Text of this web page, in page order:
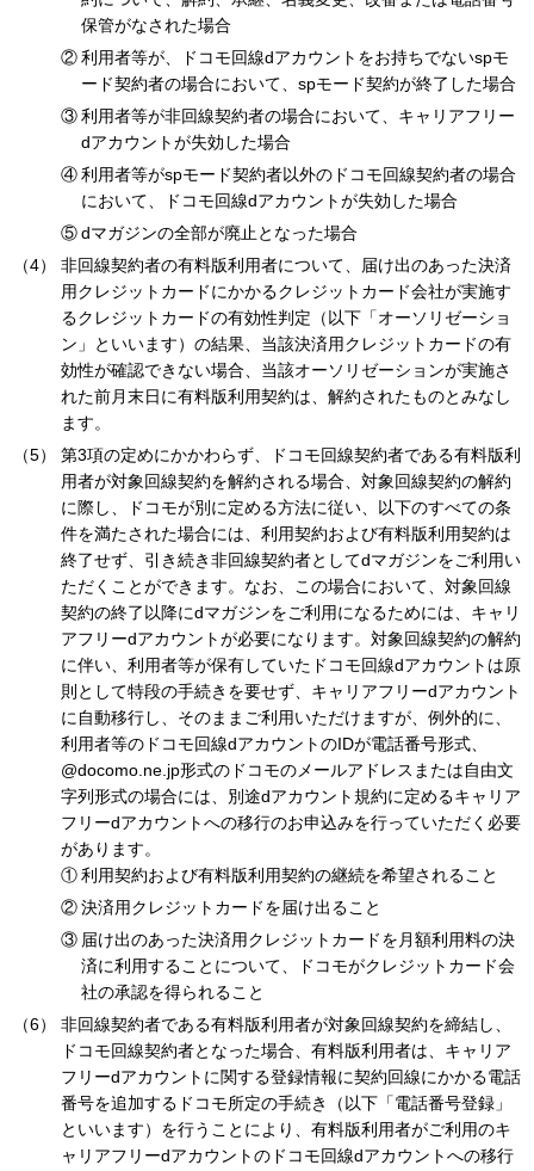
保管がなされた場合
利用者等が、ドコモ回線dアカウントをお持ちでないspモ
ード契約者の場合において、spモード契約が終了した場合
利用者等が非回線契約者の場合において、キャリアフリー
dアカウントが失効した場合
利用者等がspモード契約者以外のドコモ回線契約者の場合
において、ドコモ回線dアカウントが失効した場合
dマガジンの全部が廃止となった場合
非回線契約者の有料版利用者について、届け出のあった決済
用クレジットカードにかかるクレジットカード会社が実施す
るクレジットカードの有効性判定（以下「オーソリゼーショ
ン」といいます）の結果、当該決済用クレジットカードの有
効性が確認できない場合、当該オーソリゼーションが実施さ
れた前月末日に有料版利用契約は、解約されたものとみなし
ます。
第3項の定めにかかわらず、ドコモ回線契約者である有料版利
用者が対象回線契約を解約される場合、対象回線契約の解約
に際し、ドコモが別に定める方法に従い、以下のすべての条
件を満たされた場合には、利用契約および有料版利用契約は
終了せず、引き続き非回線契約者としてdマガジンをご利用い
ただくことができます。なお、この場合において、対象回線
契約の終了以降にdマガジンをご利用になるためには、キャリ
アフリーdアカウントが必要になります。対象回線契約の解約
に伴い、利用者等が保有していたドコモ回線dアカウントは原
則として特段の手続きを要せず、キャリアフリーdアカウント
に自動移行し、そのままご利用いただけますが、例外的に、
利用者等のドコモ回線dアカウントのIDが電話番号形式、
@docomo.ne.jp形式のドコモのメールアドレスまたは自由文
字列形式の場合には、別途dアカウント規約に定めるキャリア
フリーdアカウントへの移行のお申込みを行っていただく必要
があります。
利用契約および有料版利用契約の継続を希望されること
決済用クレジットカードを届け出ること
届け出のあった決済用クレジットカードを月額利用料の決
済に利用することについて、ドコモがクレジットカード会
社の承認を得られること
非回線契約者である有料版利用者が対象回線契約を締結し、
ドコモ回線契約者となった場合、有料版利用者は、キャリア
フリーdアカウントに関する登録情報に契約回線にかかる電話
番号を追加するドコモ所定の手続き（以下「電話番号登録」
といいます）を行うことにより、有料版利用者がご利用のキ
ャリアフリーdアカウントのドコモ回線dアカウントへの移行